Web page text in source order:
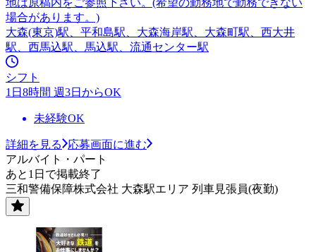
場合があります。)
大森(東京)駅、平和島駅、大森海岸駅、大森町駅、西大井
駅、西馬込駅、馬込駅、流通センター駅
シフト
1日8時間 週3日からOK
未経験OK
詳細を見る
応募画面に進む
アルバイト・パート
あと1日で掲載終了
三和警備保障株式会社 大森駅エリア 列車見張員(夜勤)